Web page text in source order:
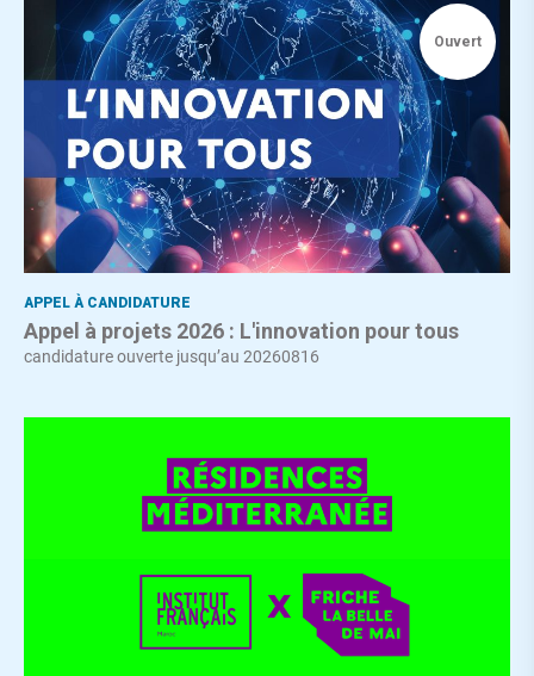
Ouvert
APPEL À CANDIDATURE
Appel à projets 2026 : L'innovation pour tous
candidature ouverte jusqu’au 20260816